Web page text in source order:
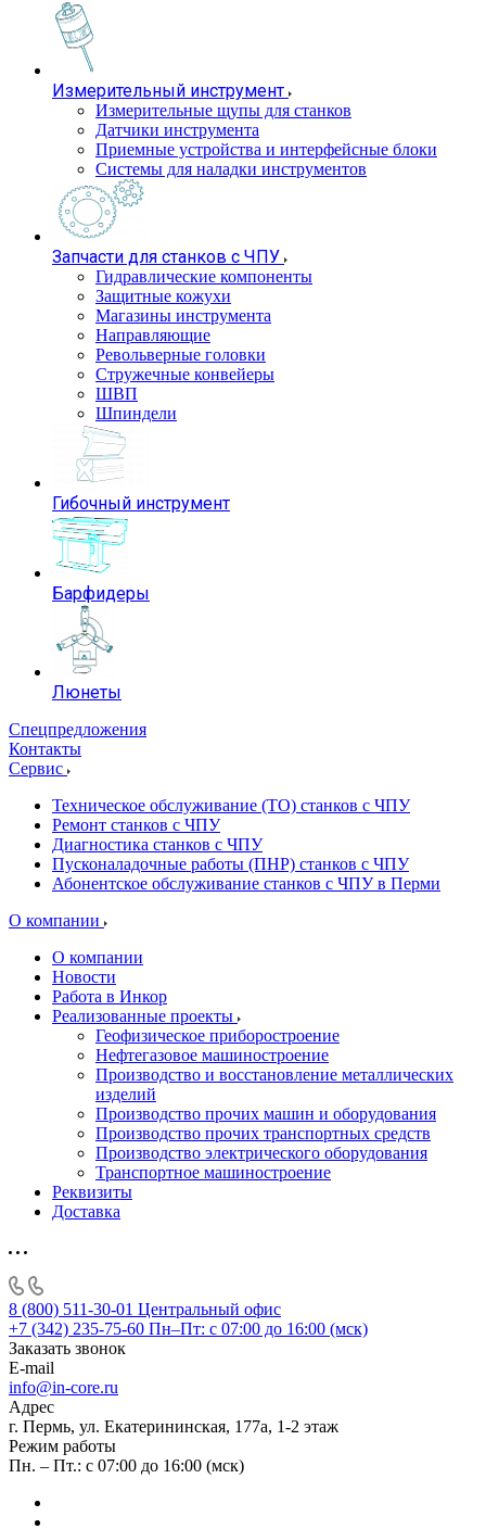
Измерительный инструмент
Измерительные щупы для станков
Датчики инструмента
Приемные устройства и интерфейсные блоки
Системы для наладки инструментов
Запчасти для станков с ЧПУ
Гидравлические компоненты
Защитные кожухи
Магазины инструмента
Направляющие
Револьверные головки
Стружечные конвейеры
ШВП
Шпиндели
Гибочный инструмент
Барфидеры
Люнеты
Спецпредложения
Контакты
Сервис
Техническое обслуживание (ТО) станков с ЧПУ
Ремонт станков с ЧПУ
Диагностика станков с ЧПУ
Пусконаладочные работы (ПНР) станков с ЧПУ
Абонентское обслуживание станков с ЧПУ в Перми
О компании
О компании
Новости
Работа в Инкор
Реализованные проекты
Геофизическое приборостроение
Нефтегазовое машиностроение
Производство и восстановление металлических
изделий
Производство прочих машин и оборудования
Производство прочих транспортных средств
Производство электрического оборудования
Транспортное машиностроение
Реквизиты
Доставка
8 (800) 511-30-01 Центральный офис
+7 (342) 235-75-60 Пн–Пт: с 07:00 до 16:00 (мск)
Заказать звонок
E-mail
info@in-core.ru
Адрес
г. Пермь, ул. ​Екатерининская, 177а, ​1-2 этаж
Режим работы
Пн. – Пт.: с 07:00 до 16:00 (мск)